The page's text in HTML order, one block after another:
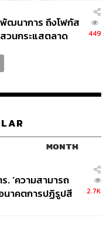
พัฒนาการ ถึงโฟกัส
วนกระแสตลาด
449
MONTH
. ‘ความสามารถ
นาคตการปฏิรูปสี
2.7K